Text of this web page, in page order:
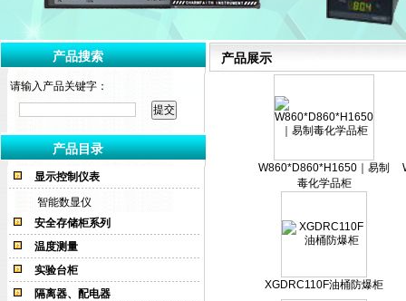
产品搜索
请输入产品关键字：
产品目录
显示控制仪表
智能数显仪
安全存储柜系列
温度测量
实验台柜
隔离器、配电器
产品展示
W860*D860*H1650｜易制
毒化学品柜
XGDRC110F油桶防爆柜